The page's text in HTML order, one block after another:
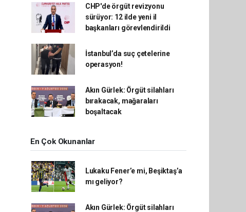
CHP'de örgüt revizyonu
sürüyor: 12 ilde yeni il
başkanları görevlendirildi
İstanbul’da suç çetelerine
operasyon!
Akın Gürlek: Örgüt silahları
bırakacak, mağaraları
boşaltacak
En Çok Okunanlar
Lukaku Fener’e mi, Beşiktaş’a
mı geliyor?
Akın Gürlek: Örgüt silahları